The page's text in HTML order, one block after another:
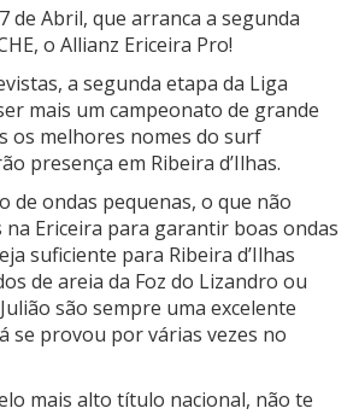
de Abril, que arranca a segunda
o Allianz Ericeira Pro!
a segunda etapa da Liga
mais um campeonato de grande
os melhores nomes do surf
presença em Ribeira d’Ilhas.
de ondas pequenas, o que não
Ericeira para garantir boas ondas
suficiente para Ribeira d’Ilhas
de areia da Foz do Lizandro ou
são sempre uma excelente
se provou por várias vezes no
mais alto título nacional, não te